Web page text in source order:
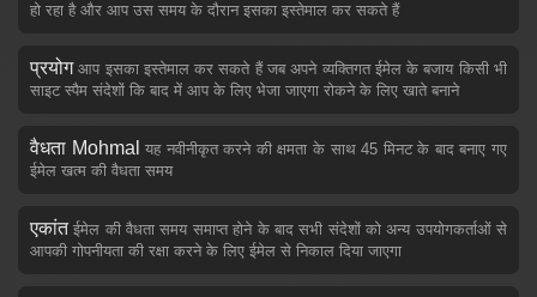
हो रहा है और आप उस समय के दौरान इसका इस्तेमाल कर सकते हैं
प्रयोगआप इसका इस्तेमाल कर सकते हैं जब अपने व्यक्तिगत ईमेल के बजाय किसी भी
साइट स्पैम संदेशों कि बाद में आप के लिए भेजा जाएगा रोकने के लिए खाते बनाने
वैधता Mohmal
यह नवीनीकृत करने की क्षमता के साथ 45 मिनट के बाद बनाए गए
ईमेल खत्म की वैधता समय
एकांतईमेल की वैधता समय समाप्त होने के बाद सभी संदेशों को अन्य उपयोगकर्ताओं से
आपकी गोपनीयता की रक्षा करने के लिए ईमेल से निकाल दिया जाएगा